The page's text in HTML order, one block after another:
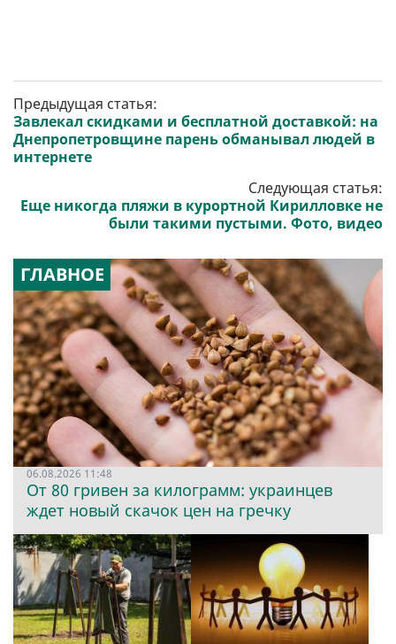
Предыдущая статья:
Завлекал скидками и бесплатной доставкой: на
Днепропетровщине парень обманывал людей в
интернете
Следующая статья:
Еще никогда пляжи в курортной Кирилловке не
были такими пустыми. Фото, видео
ГЛАВНОЕ
06.08.2026 11:48
От 80 гривен за килограмм: украинцев
ждет новый скачок цен на гречку